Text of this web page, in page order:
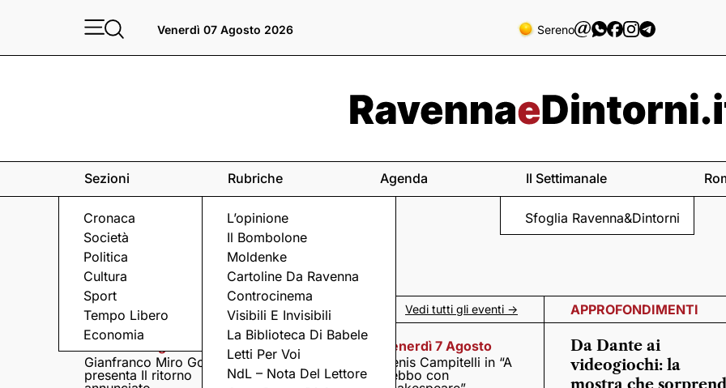
Venerdì 07 Agosto 2026 Sereno
Sezioni
Cronaca
Società
Politica
Cultura
Sport
Tempo Libero
Economia
Rubriche
L’opinione
Il Bombolone
Moldenke
Cartoline Da Ravenna
Controcinema
Visibili E Invisibili
La Biblioteca Di Babele
Letti Per Voi
NdL – Nota Del Lettore
Agenda Il Settimanale
Sfoglia Ravenna&Dintorni
Eventi a Ravenna e dintorni Vedi tutti gli eventi ->
Gianfranco Miro Gori
presenta Il ritorno
Venerdì 7 Agosto
I Fine Before You
Came tornano con il
Venerdì 7 Agosto
Denis Campitelli in “A
trebbo con
APPROFONDIMENTI
Da Dante ai
videogiochi: la